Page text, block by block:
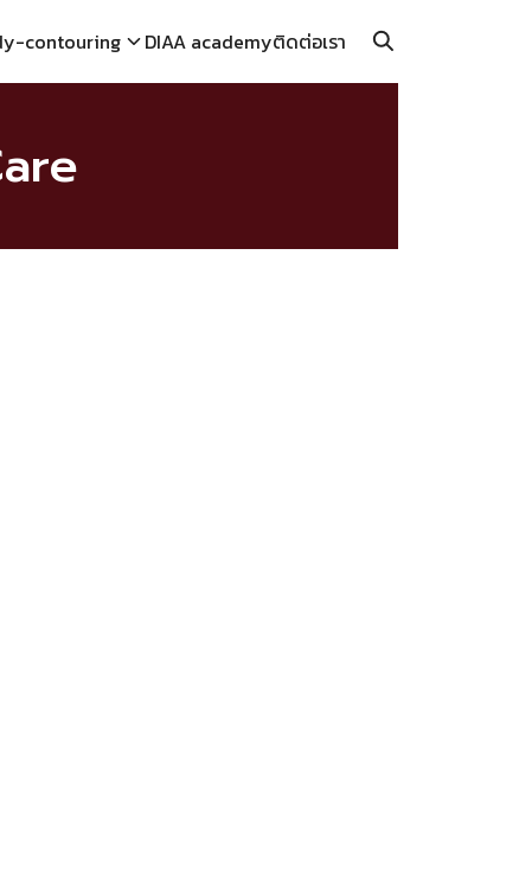
contouring DIAA academyติดต่อเรา